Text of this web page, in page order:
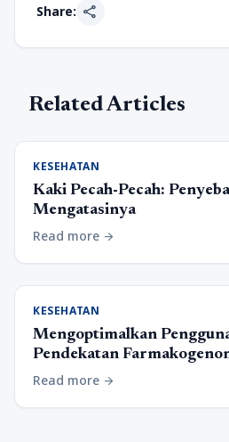
Share: share
Related Articles
KESEHATAN
Kaki Pecah-Pecah:
Mengatasinya
Read more arrow_forward
KESEHATAN
Mengoptimalkan
Pendekatan
Read more arrow_forward